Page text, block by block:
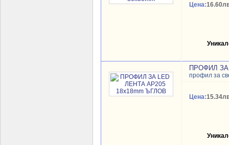
Цена:
ПРОФИЛ ЗА
профил за
Цена: